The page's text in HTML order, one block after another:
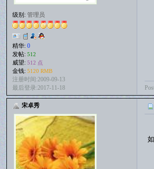
级别:管理员
精华:0
发帖:512
威望:512 点
金钱:5120 RMB
注册时间:2009-09-13
最后登录:2017-11-18
宋卓秀